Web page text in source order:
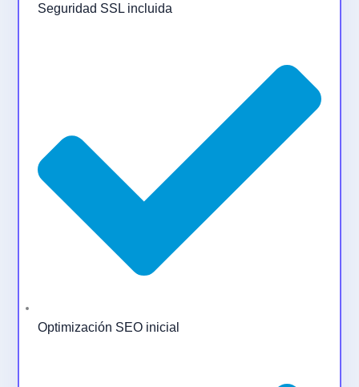
Seguridad SSL incluida
Optimización SEO inicial